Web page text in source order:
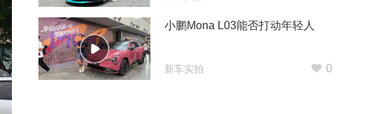
小鹏Mona L03能否打动年轻人
新车实拍 0